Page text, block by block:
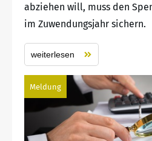
abziehen will, muss den
im Zuwendungsjahr sichern.
weiterlesen
Meldung